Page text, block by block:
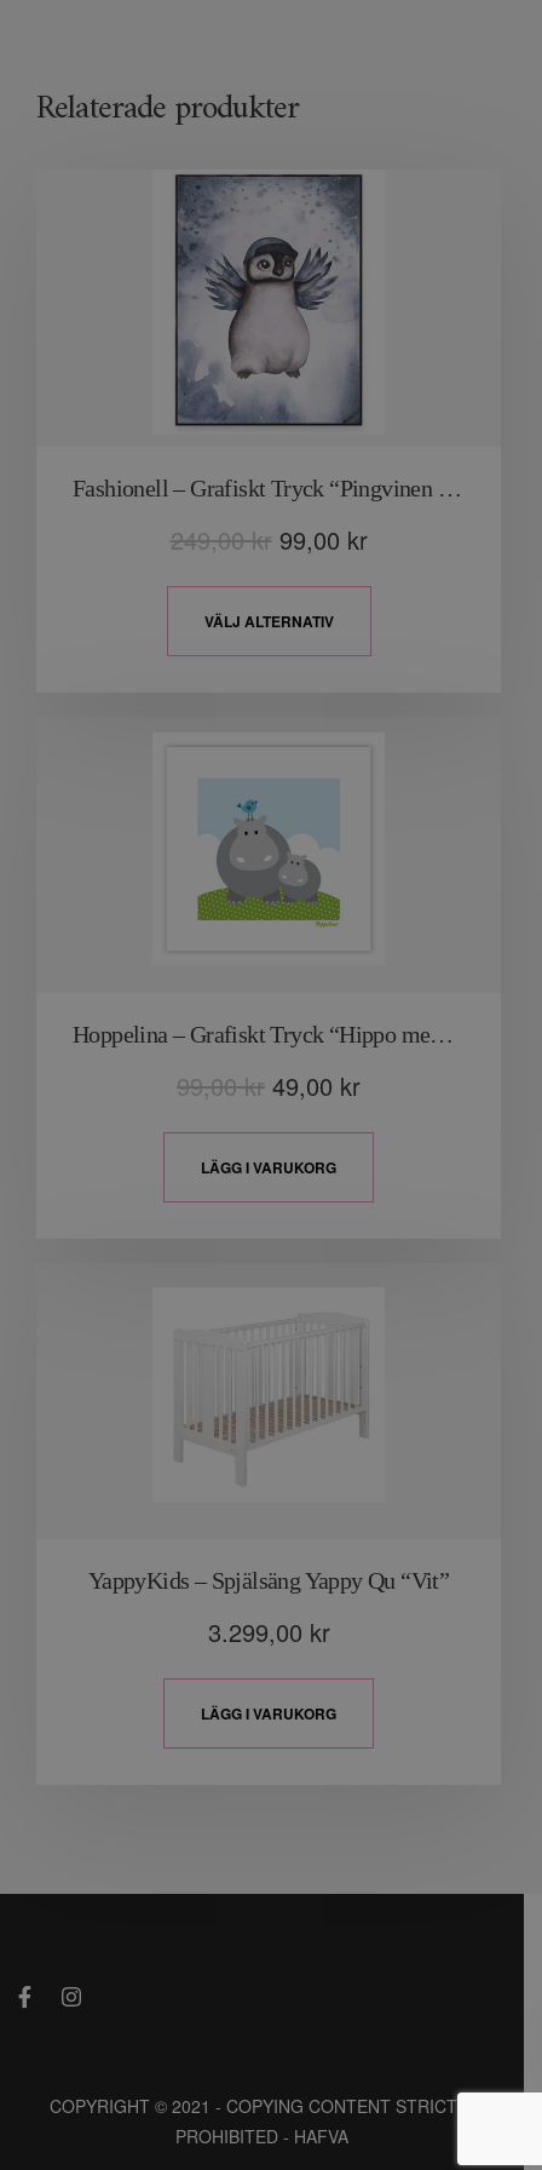
Relaterade produkter
Fashionell – Grafiskt Tryck “Pingvinen Penny”
249,00kr 99,00 kr
VÄLJ ALTERNATIV
Hoppelina – Grafiskt Tryck “Hippo med baby”
99,00kr 49,00 kr
LÄGG I VARUKORG
YappyKids – Spjälsäng Yappy Qu “Vit”
3.299,00 kr
LÄGG I VARUKORG
COPYRIGHT © 2021 - COPYING CONTENT STRICTLY
PROHIBITED - HAFVA